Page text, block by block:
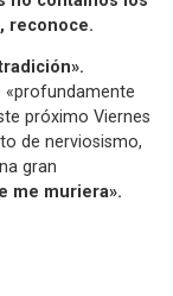
reconoce.
«profundamente
próximo Viernes
de nerviosismo,
gran
me muriera».